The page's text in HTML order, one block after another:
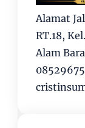
Alamat
RT.18,
Alam